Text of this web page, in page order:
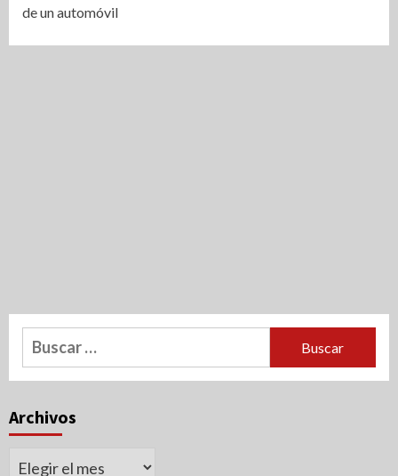
de un automóvil
Buscar:
Archivos
Archivos